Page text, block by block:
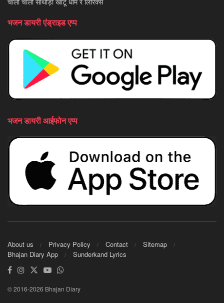
भजन डायरी एंड्राइड एप्प
भजन डायरी आईफोन एप्प
About us Privacy Policy Contact
Sitemap
Bhajan Diary App
Sunderkand Lyrics
© 2016-2026 Bhajan Diary